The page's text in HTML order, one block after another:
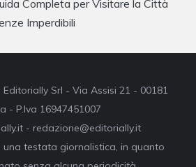
Completa per Visitare la Città
Imperdibili
Srl - Via Assisi 21 - 00181
- P.Iva 16947451007
- redazione@editorially.it
una testata giornalistica, in quanto